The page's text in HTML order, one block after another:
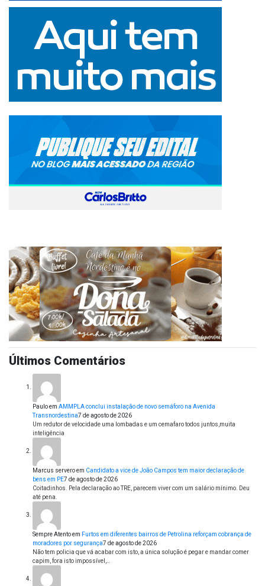
Últimos Comentários
Pauloem AMMPLA conclui instalação de novo semáforo na Avenida
Transnordestina7 de agosto de 2026
Um redutor de velocidade uma lombadas e um cemafaro todos juntos,muita
inteligência
Marcus serveroem Candidato a vice de João Campos tem maior declaração de
bens em PE7 de agosto de 2026
Coitadinhos. Pela declaração ao TRE, parecem viver com um salário mínimo. Deu
até pena.
Sempre Atentoem Furtos em diferentes bairros de Petrolina reforçam cobrança de
moradores por segurança7 de agosto de 2026
Não tem policia que vá acabar com isto, a única solução é pegar e mandar comer
capim, fora isto impossível,…